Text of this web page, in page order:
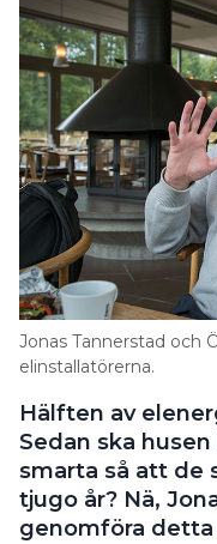
Annonsera
Läs E-
Om tidningen
Kontakt
Personuppgifter
Search for:
SEARCH
Jonas Tannerstad och
elinstallatörerna.
Hälften av
Sedan ska
smarta så att de
tjugo år? Nä,
genomföra detta